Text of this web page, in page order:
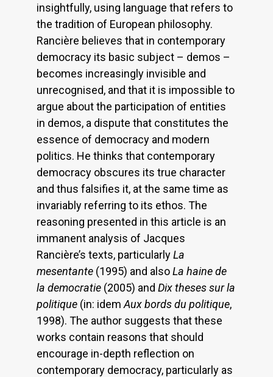
insightfully, using language that refers to
the tradition of European philosophy.
Rancière believes that in contemporary
democracy its basic subject – demos –
becomes increasingly invisible and
unrecognised, and that it is impossible to
argue about the participation of entities
in demos, a dispute that constitutes the
essence of democracy and modern
politics. He thinks that contemporary
democracy obscures its true character
and thus falsifies it, at the same time as
invariably referring to its ethos. The
reasoning presented in this article is an
immanent analysis of Jacques
Rancière’s texts, particularlyLa
mesentante (1995) and alsoLa haine de
la democratie (2005) and Dix theses sur la
politique (in: idem Aux bords du politique,
1998). The author suggests that these
works contain reasons that should
encourage in-depth reflection on
contemporary democracy, particularly as